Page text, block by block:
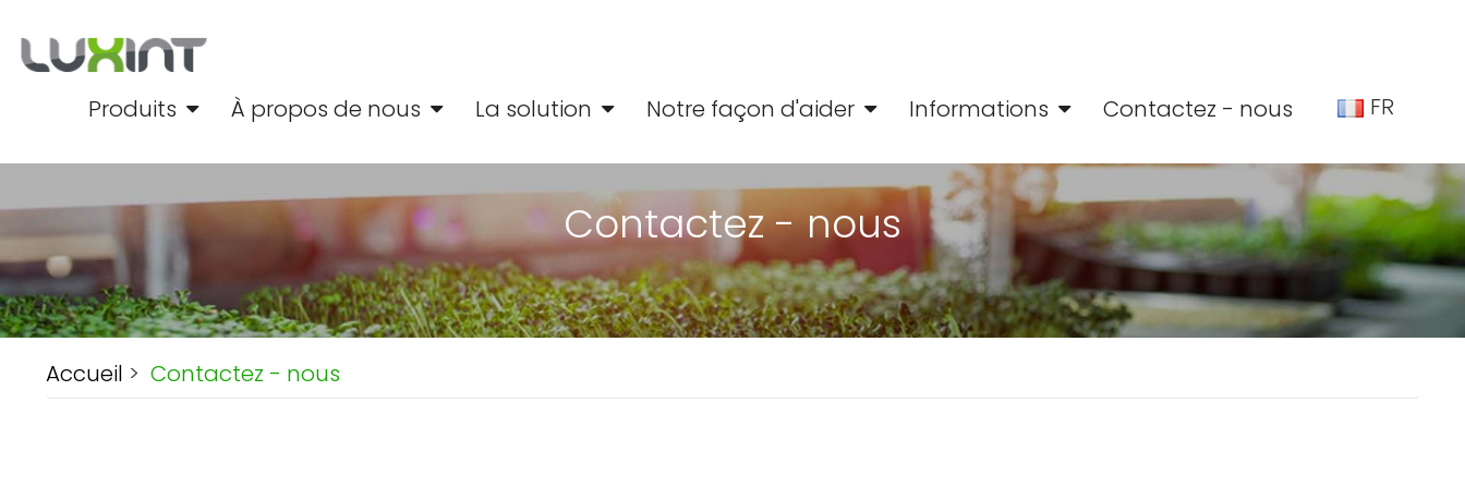
Produits À propos de nous La solution Notre façon d'aider Informations Contactez - nous FR
Contactez - nous
Accueil > Contactez - nous